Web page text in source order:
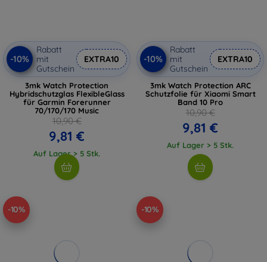
-10%
Rabatt
mit
Gutschein
EXTRA10
3mk Watch Protection
Hybridschutzglas FlexibleGlass
für Garmin Forerunner
70/170/170 Music
10,90 €
9,81 €
Auf Lager > 5 Stk.
-10%
Rabatt
mit
Gutschein
EXTRA10
3mk Watch Protection ARC
Schutzfolie für Xiaomi Smart
Band 10 Pro
10,90 €
9,81 €
Auf Lager > 5 Stk.
-10% -10%